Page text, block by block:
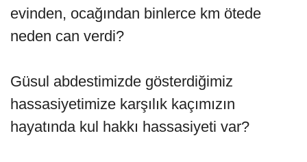
evinden, ocağından binlerce km ötede
neden can verdi?
Güsul abdestimizde gösterdiğimiz
hassasiyetimize karşılık kaçımızın
hayatında kul hakkı hassasiyeti var?